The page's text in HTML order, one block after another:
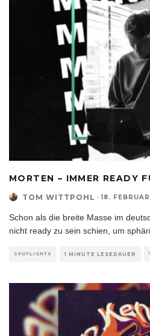
MORTEN – IMMER READY
TOM WITTPOHL · 18.
Schon als die breite Masse im
nicht ready zu sein schien, um
SPOTLIGHTS 1 MINUTE LESEDAUER